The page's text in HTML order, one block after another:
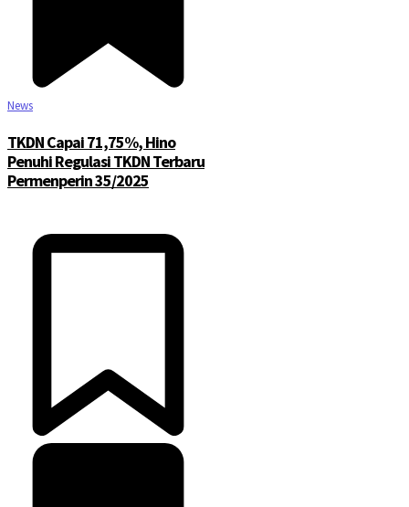
News
TKDN Capai 71,75%, Hino
Penuhi Regulasi TKDN Terbaru
Permenperin 35/2025